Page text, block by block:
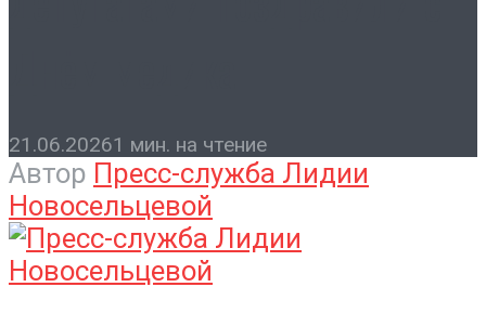
21.06.20261 мин. на чтение
Автор Пресс-служба Лидии
Новосельцевой